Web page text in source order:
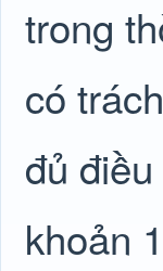
trong
có
đủ
khoản